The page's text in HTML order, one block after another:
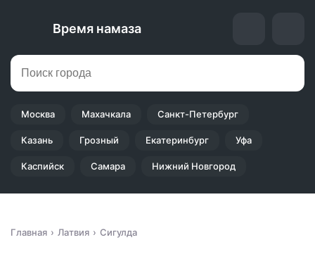
Время намаза
Москва Махачкала Санкт-Петербург
Казань Грозный Екатеринбург Уфа
Каспийск Самара Нижний Новгород
Главная Латвия Сигулда